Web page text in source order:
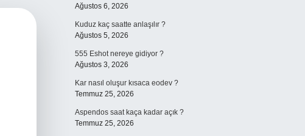
Ağustos 6, 2026
Kuduz kaç saatte anlaşılır ?
Ağustos 5, 2026
555 Eshot nereye gidiyor ?
Ağustos 3, 2026
Kar nasıl oluşur kısaca eodev ?
Temmuz 25, 2026
Aspendos saat kaça kadar açık ?
Temmuz 25, 2026